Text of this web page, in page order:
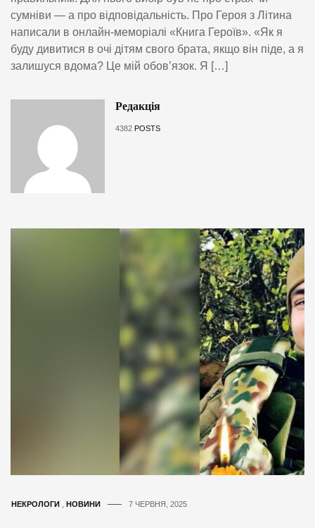
сумніви — а про відповідальність. Про Героя з Літина
написали в онлайн-меморіалі «Книга Героїв». «Як я
буду дивитися в очі дітям свого брата, якщо він піде, а я
залишуся вдома? Це мій обов’язок. Я […]
Редакція
4382 POSTS
НЕКРОЛОГИ , НОВИНИ 7 ЧЕРВНЯ, 2025